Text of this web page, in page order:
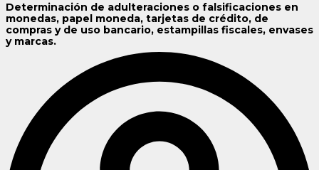
Determinación de adulteraciones o falsificaciones en
monedas, papel moneda, tarjetas de crédito, de
compras y de uso bancario, estampillas fiscales, envases
y marcas.